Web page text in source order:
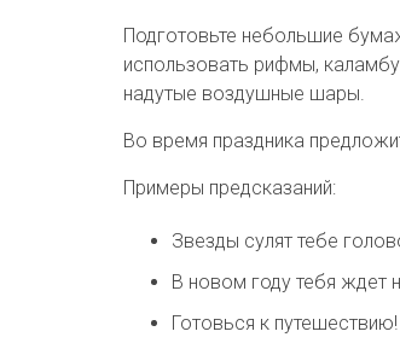
Подготовьте небольшие
использовать рифмы,
надутые воздушные шары.
Во время праздника
Примеры предсказаний:
Звезды сулят тебе
В новом году тебя ждет
Готовься к